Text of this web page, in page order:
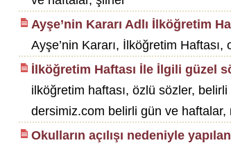
Ayşe’nin Kararı Adlı İlköğretim
Ayşe’nin Kararı, İlköğretim
İlköğretim Haftası İle İlgili güzel
ilköğretim haftası, özlü sözler,
dersimiz.com belirli gün ve
Okulların açılışı nedeniyle